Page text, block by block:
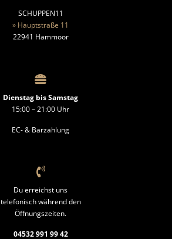
SCHUPPEN11
» Hauptstraße 11
22941 Hammoor
Dienstag bis Samstag
15:00 – 21:00 Uhr
EC- & Barzahlung
Du erreichst uns
telefonisch während den
Öffnungszeiten.
04532 991 99 42